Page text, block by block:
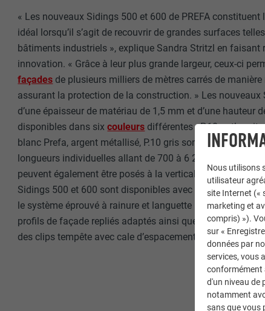
« Les nouveaux Sidings 500 et 600 de PREFA
idéal lorsqu’il s’agit de recouvrir de grandes surfaces
bâtiments industriels », explique Sandra Stritzl en faisant
innovation. « Grâce à leur plus grande largeur, ceux-ci
façades de plusieurs milliers de mètres carrés de
assurant la protection de la construction. » Les
d’une épaisseur de matériau de 1,5 mm et d’une hauteur
disponibles dans sixcouleurs différentes : P.10
blanc Prefa, argent métallisé, P.10 gris sombre et argent
longueurs individuelles allant de 700 à 6 200 mm. « Ces
peuvent également être posés à la verticale, à
Sidings 500 et 600 sont disponibles avec ou sans joint
le système éprouvé à rainure et languette leur confèrent
profils de façade repliés adaptés ainsi que des
des clips tempête avec cale d’espacement sont
Nous utilisons
utilisateur
site Internet («
marketing et
compris) »).
sur «
données par
services, vous
conformément
d'un niveau de
notamment
sans que vous